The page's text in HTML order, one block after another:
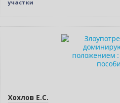
участки
Хохлов Е.С.